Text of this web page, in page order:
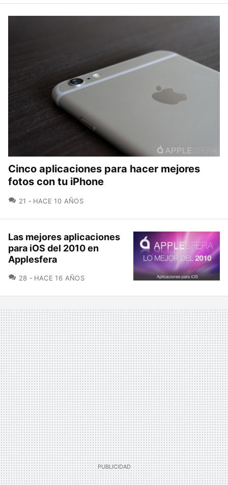
Cinco aplicaciones para hacer mejores
fotos con tu iPhone
21 COMENTARIOS
HACE 10 AÑOS
Las mejores aplicaciones
para iOS del 2010 en
Applesfera
28 COMENTARIOS
HACE 16 AÑOS